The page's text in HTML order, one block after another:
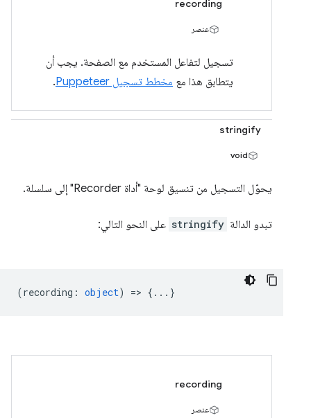
recording
عنصر
تسجيل لتفاعل المستخدم مع الصفحة. يجب أن
يتطابق هذا مع مخطط تسجيل Puppeteer .
stringify
void
يحوّل التسجيل من تنسيق لوحة "أداة Recorder" إلى سلسلة.
تبدو الدالة stringify على النحو التالي:
(recording : object) => {...}
recording
عنصر